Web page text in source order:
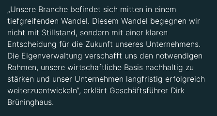
„Unsere Branche befindet sich mitten in einem
tiefgreifenden Wandel. Diesem Wandel begegnen wir
nicht mit Stillstand, sondern mit einer klaren
Entscheidung für die Zukunft unseres Unternehmens.
Die Eigenverwaltung verschafft uns den notwendigen
Rahmen, unsere wirtschaftliche Basis nachhaltig zu
stärken und unser Unternehmen langfristig erfolgreich
weiterzuentwickeln“, erklärt Geschäftsführer Dirk
Brüninghaus.